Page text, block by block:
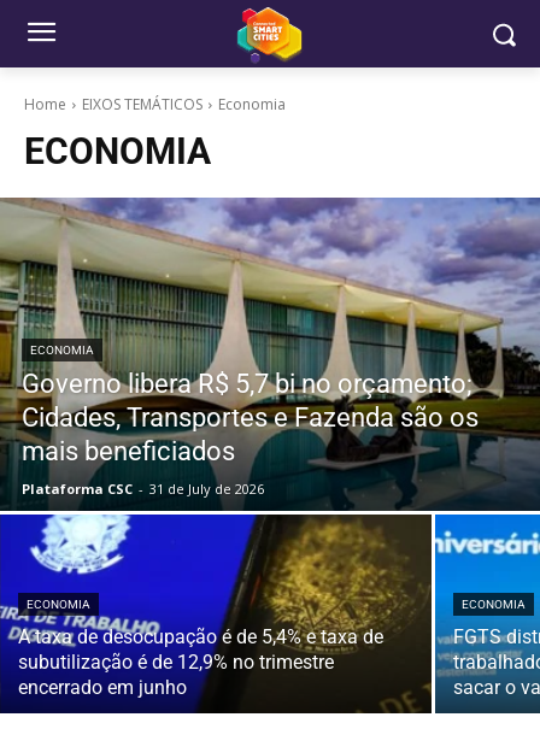
Home EIXOS TEMÁTICOS Economia
ECONOMIA
ECONOMIA
Governo libera R$ 5,7 bi no orçamento;
Cidades, Transportes e Fazenda são os
mais beneficiados
Plataforma CSC - 31 de July de 2026
ECONOMIA
A taxa de desocupação é de 5,4% e taxa de
subutilização é de 12,9% no trimestre
encerrado em junho
ECONOMIA
FGTS
sacar o